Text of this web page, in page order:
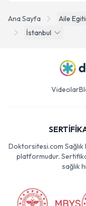
Ana Sayfa
Aile
İstanbul
Videolar
Doktorsitesi.com Sağlık
platformudur.
sağlık